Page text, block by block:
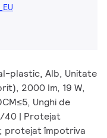
plastic, Alb, Unitate
2000 lm, 19 W,
Unghi de
40 | Protejat
protejat împotriva